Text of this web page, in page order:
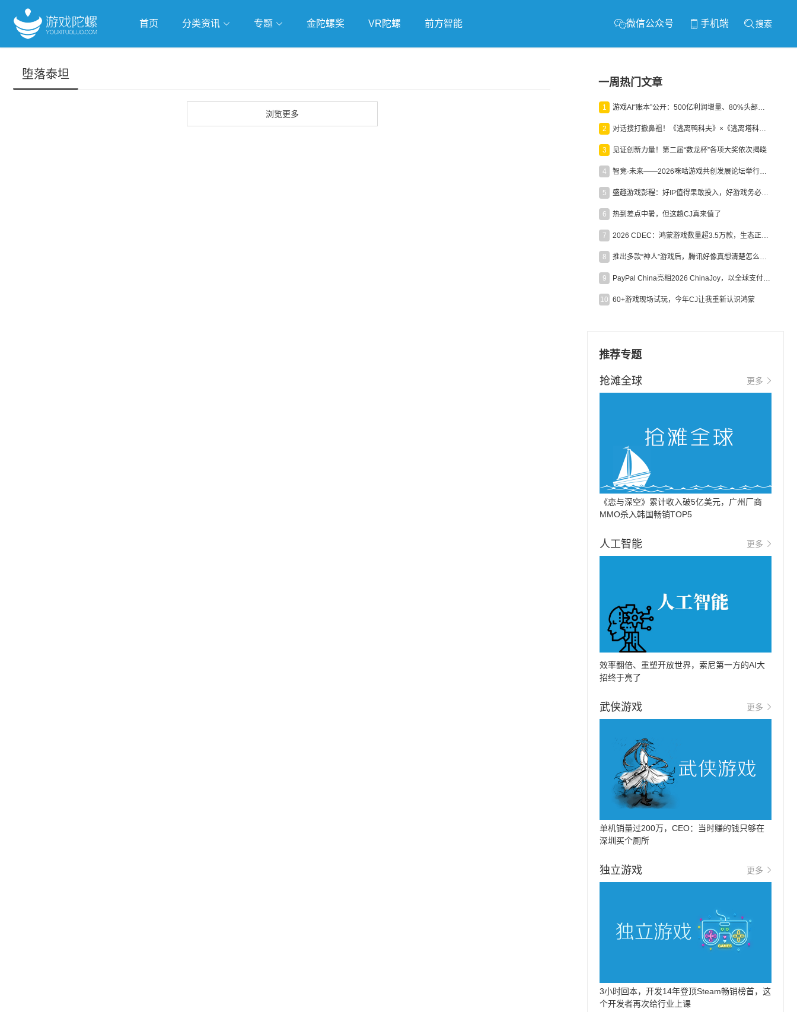
首页 分类资讯 专题 金陀螺奖 VR陀螺 前方智能 微信公众号 手机端 搜索
堕落泰坦
浏览更多
一周热门文章
1 游戏AI“账本”公开：500亿利润增量、80%头部入局，谁在闷声发财？
2 对话搜打撤鼻祖！《逃离鸭科夫》×《逃离塔科夫》官方线下沙龙落幕
3 见证创新力量！第二届“数龙杯”各项大奖依次揭晓
4 智竞·未来——2026咪咕游戏共创发展论坛举行：聚力精品内容、AI创作与电竞生态，共建高品质益智健康游戏社区
5 盛趣游戏彭程：好IP值得果敢投入，好游戏务必长效经营
6 热到差点中暑，但这趟CJ真来值了
7 2026 CDEC：鸿蒙游戏数量超3.5万款，生态正循环加速产业高质量发展
8 推出多款“神人”游戏后，腾讯好像真想清楚怎么做二次元了
9 PayPal China亮相2026 ChinaJoy，以全球支付能力助力中国游戏企业深化全球运营
10 60+游戏现场试玩，今年CJ让我重新认识鸿蒙
推荐专题
抢滩全球 更多
《恋与深空》累计收入破5亿美元，广州厂商
MMO杀入韩国畅销TOP5
人工智能 更多
效率翻倍、重塑开放世界，索尼第一方的AI大
招终于亮了
武侠游戏 更多
单机销量过200万，CEO：当时赚的钱只够在
深圳买个厕所
独立游戏 更多
3小时回本，开发14年登顶Steam畅销榜首，这
个开发者再次给行业上课